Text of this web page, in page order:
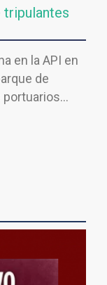
tripulantes
en la API en
de
portuarios…